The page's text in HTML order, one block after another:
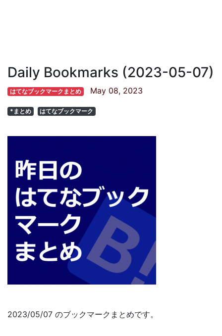
Daily Bookmarks (2023-05-07)
はてなブックマークまとめ May 08, 2023
*まとめ はてなブックマーク
2023/05/07 のブックマークまとめです。